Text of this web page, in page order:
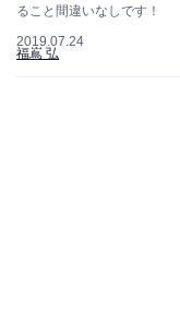
ること間違いなしです！
2019.07.24
福嶌 弘